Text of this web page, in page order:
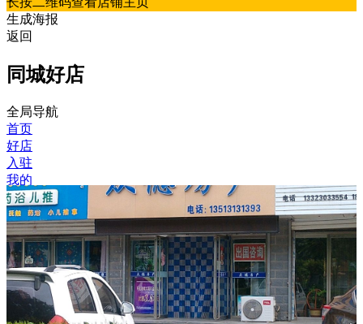
生成海报
返回
同城好店
全局导航
首页
好店
入驻
我的